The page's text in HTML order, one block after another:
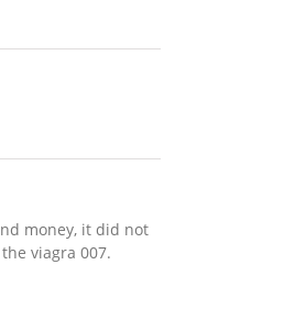
money, it did not
viagra 007.